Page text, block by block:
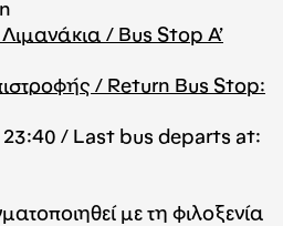
/ Bus Stop A’
/ Return Bus Stop:
23:40 / Last bus departs at:
με τη φιλοξενία